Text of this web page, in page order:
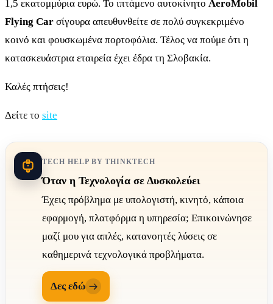
1,5 εκατομμύρια ευρώ. Το ιπτάμενο αυτοκίνητο AeroMobil
Flying Car σίγουρα απευθυνθείτε σε πολύ συγκεκριμένο
κοινό και φουσκωμένα πορτοφόλια. Τέλος να πούμε ότι η
κατασκευάστρια εταιρεία έχει έδρα τη Σλοβακία.
Καλές πτήσεις!
Δείτε το site
TECH HELP BY THINKTECH
Όταν η Τεχνολογία σε Δυσκολεύει
Έχεις πρόβλημα με υπολογιστή, κινητό, κάποια
εφαρμογή, πλατφόρμα η υπηρεσία; Επικοινώνησε
μαζί μου για απλές, κατανοητές λύσεις σε
καθημερινά τεχνολογικά προβλήματα.
Δες εδώ